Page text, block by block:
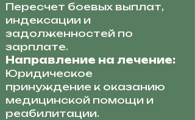
Пересчет боевых выплат,
индексации и
задолженностей по
зарплате.
Направление на лечение:
Юридическое
принуждение к оказанию
медицинской помощи и
реабилитации.